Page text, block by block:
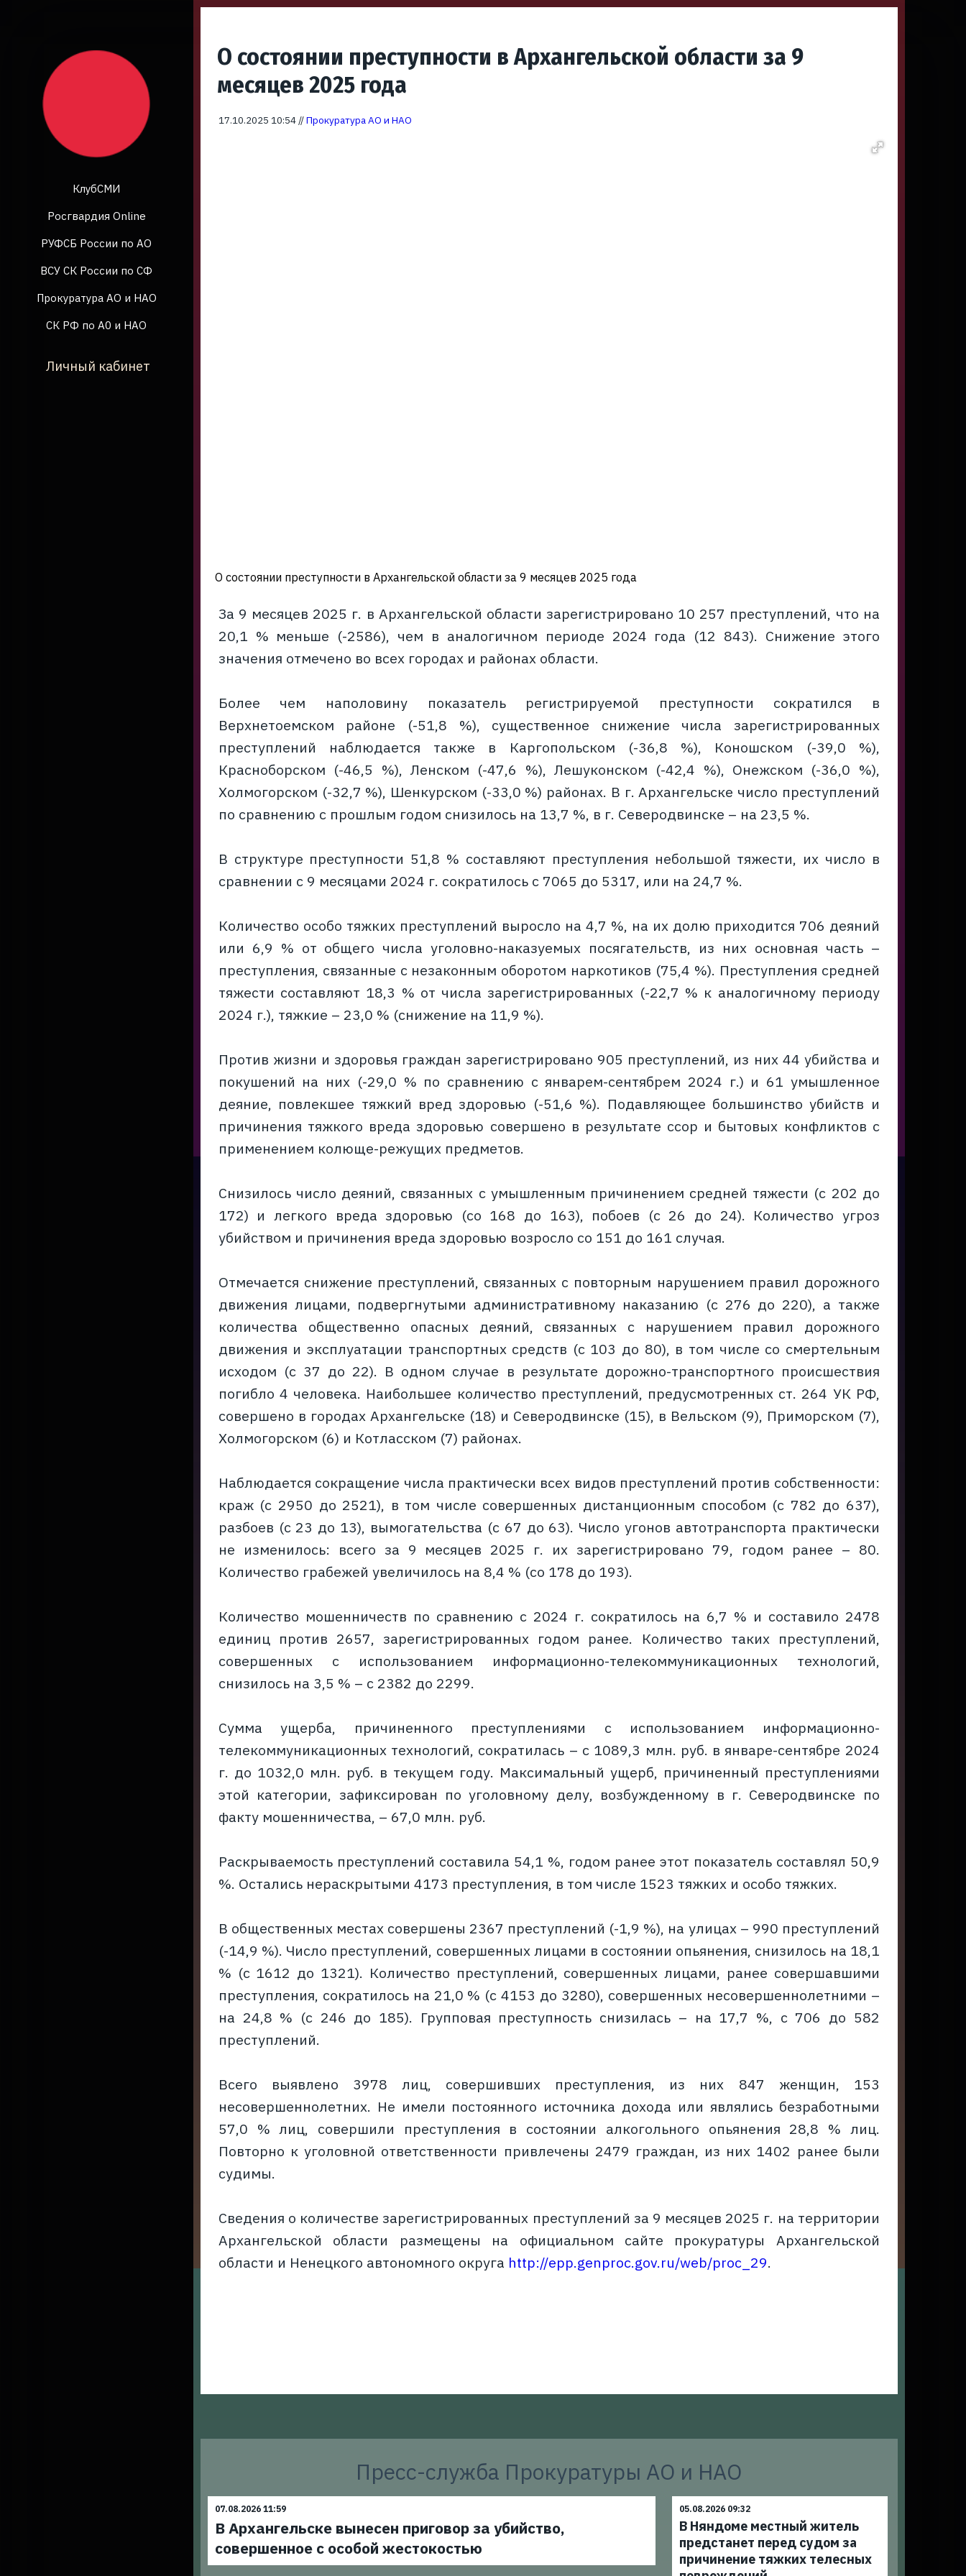
КлубСМИ
Росгвардия Online
РУФСБ России по АО
ВСУ СК России по СФ
Прокуратура АО и НАО
СК РФ по А0 и НАО
Личный кабинет
О состоянии преступности в Архангельской области за 9
месяцев 2025 года
17.10.2025 10:54 //Прокуратура АО и НАО
О состоянии преступности в Архангельской области за 9 месяцев 2025 года
За 9 месяцев 2025 г. в Архангельской области зарегистрировано 10 257 преступлений, что на
20,1 % меньше (-2586), чем в аналогичном периоде 2024 года (12 843). Снижение этого
значения отмечено во всех городах и районах области.
Более чем наполовину показатель регистрируемой преступности сократился в
Верхнетоемском районе (-51,8 %), существенное снижение числа зарегистрированных
преступлений наблюдается также в Каргопольском (-36,8 %), Коношском (-39,0 %),
Красноборском (-46,5 %), Ленском (-47,6 %), Лешуконском (-42,4 %), Онежском (-36,0 %),
Холмогорском (-32,7 %), Шенкурском (-33,0 %) районах. В г. Архангельске число преступлений
по сравнению с прошлым годом снизилось на 13,7 %, в г. Северодвинске – на 23,5 %.
В структуре преступности 51,8 % составляют преступления небольшой тяжести, их число в
сравнении с 9 месяцами 2024 г. сократилось с 7065 до 5317, или на 24,7 %.
Количество особо тяжких преступлений выросло на 4,7 %, на их долю приходится 706 деяний
или 6,9 % от общего числа уголовно-наказуемых посягательств, из них основная часть –
преступления, связанные с незаконным оборотом наркотиков (75,4 %). Преступления средней
тяжести составляют 18,3 % от числа зарегистрированных (-22,7 % к аналогичному периоду
2024 г.), тяжкие – 23,0 % (снижение на 11,9 %).
Против жизни и здоровья граждан зарегистрировано 905 преступлений, из них 44 убийства и
покушений на них (-29,0 % по сравнению с январем-сентябрем 2024 г.) и 61 умышленное
деяние, повлекшее тяжкий вред здоровью (-51,6 %). Подавляющее большинство убийств и
причинения тяжкого вреда здоровью совершено в результате ссор и бытовых конфликтов с
применением колюще-режущих предметов.
Снизилось число деяний, связанных с умышленным причинением средней тяжести (с 202 до
172) и легкого вреда здоровью (со 168 до 163), побоев (с 26 до 24). Количество угроз
убийством и причинения вреда здоровью возросло со 151 до 161 случая.
Отмечается снижение преступлений, связанных с повторным нарушением правил дорожного
движения лицами, подвергнутыми административному наказанию (с 276 до 220), а также
количества общественно опасных деяний, связанных с нарушением правил дорожного
движения и эксплуатации транспортных средств (с 103 до 80), в том числе со смертельным
исходом (с 37 до 22). В одном случае в результате дорожно-транспортного происшествия
погибло 4 человека. Наибольшее количество преступлений, предусмотренных ст. 264 УК РФ,
совершено в городах Архангельске (18) и Северодвинске (15), в Вельском (9), Приморском (7),
Холмогорском (6) и Котласском (7) районах.
Наблюдается сокращение числа практически всех видов преступлений против собственности:
краж (с 2950 до 2521), в том числе совершенных дистанционным способом (с 782 до 637),
разбоев (с 23 до 13), вымогательства (с 67 до 63). Число угонов автотранспорта практически
не изменилось: всего за 9 месяцев 2025 г. их зарегистрировано 79, годом ранее – 80.
Количество грабежей увеличилось на 8,4 % (со 178 до 193).
Количество мошенничеств по сравнению с 2024 г. сократилось на 6,7 % и составило 2478
единиц против 2657, зарегистрированных годом ранее. Количество таких преступлений,
совершенных с использованием информационно-телекоммуникационных технологий,
снизилось на 3,5 % – с 2382 до 2299.
Сумма ущерба, причиненного преступлениями с использованием информационно-
телекоммуникационных технологий, сократилась – с 1089,3 млн. руб. в январе-сентябре 2024
г. до 1032,0 млн. руб. в текущем году. Максимальный ущерб, причиненный преступлениями
этой категории, зафиксирован по уголовному делу, возбужденному в г. Северодвинске по
факту мошенничества, – 67,0 млн. руб.
Раскрываемость преступлений составила 54,1 %, годом ранее этот показатель составлял 50,9
%. Остались нераскрытыми 4173 преступления, в том числе 1523 тяжких и особо тяжких.
В общественных местах совершены 2367 преступлений (-1,9 %), на улицах – 990 преступлений
(-14,9 %). Число преступлений, совершенных лицами в состоянии опьянения, снизилось на 18,1
% (с 1612 до 1321). Количество преступлений, совершенных лицами, ранее совершавшими
преступления, сократилось на 21,0 % (с 4153 до 3280), совершенных несовершеннолетними –
на 24,8 % (с 246 до 185). Групповая преступность снизилась – на 17,7 %, с 706 до 582
преступлений.
Всего выявлено 3978 лиц, совершивших преступления, из них 847 женщин, 153
несовершеннолетних. Не имели постоянного источника дохода или являлись безработными
57,0 % лиц, совершили преступления в состоянии алкогольного опьянения 28,8 % лиц.
Повторно к уголовной ответственности привлечены 2479 граждан, из них 1402 ранее были
судимы.
Сведения о количестве зарегистрированных преступлений за 9 месяцев 2025 г. на территории
Архангельской области размещены на официальном сайте прокуратуры Архангельской
области и Ненецкого автономного округа http://epp.genproc.gov.ru/web/proc_29.
Пресс-служба Прокуратуры АО и НАО
07.08.2026 11:59
В Архангельске вынесен приговор за убийство,
совершенное с особой жестокостью
05.08.2026 09:32
В Няндоме местный житель
предстанет перед судом за
причинение тяжких телесных